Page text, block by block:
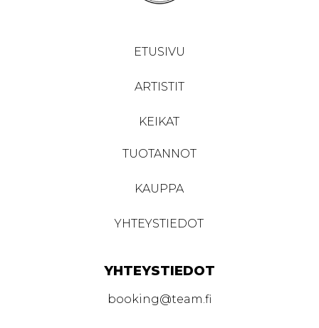
ETUSIVU
ARTISTIT
KEIKAT
TUOTANNOT
KAUPPA
YHTEYSTIEDOT
YHTEYSTIEDOT
booking@team.fi